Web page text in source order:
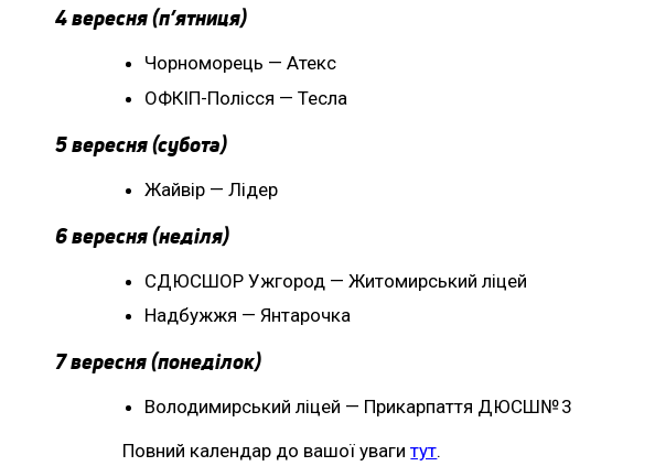
4 вересня (п’ятниця)
Чорноморець — Атекс
ОФКІП-Полісся — Тесла
5 вересня (субота)
Жайвір — Лідер
6 вересня (неділя)
СДЮСШОР Ужгород — Житомирський ліцей
Надбужжя — Янтарочка
7 вересня (понеділок)
Володимирський ліцей — Прикарпаття ДЮСШ№ 3
Повний календар до вашої увагитут.